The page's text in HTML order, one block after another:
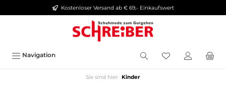
springen Kostenloser Versand ab € 69,- Einkaufswert
Navigation
Sie sind hier: Kinder